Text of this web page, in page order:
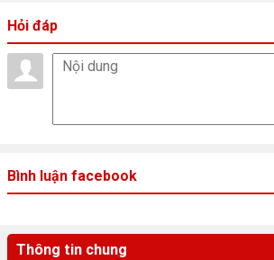
Fan Laptop CML2 được trang bị quạt làm mát
không lớn.
Hỏi đáp
Bình luận facebook
Thông tin chung